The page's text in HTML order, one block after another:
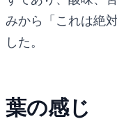
みから「これは絶
した。
葉の感じ